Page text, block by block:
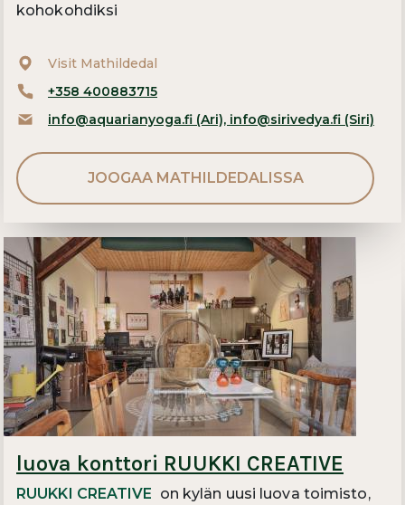
kohokohdiksi
Visit Mathildedal
+358 400883715
info@aquarianyoga.fi (Ari), info@sirivedya.fi (Siri)
JOOGAA MATHILDEDALISSA
luova konttori RUUKKI CREATIVE
RUUKKI CREATIVE on kylän uusi luova toimisto,